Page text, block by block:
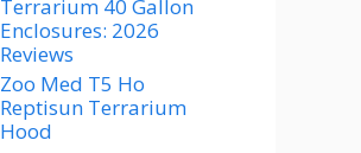
Terrarium 40 Gallon
Enclosures: 2026
Reviews
Zoo Med T5 Ho
Reptisun Terrarium
Hood